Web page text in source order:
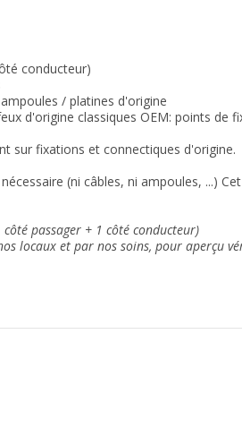
conducteur)
/ platines d'origine
d'origine classiques OEM: points de
sur fixations et connectiques d'origine.
(ni câbles, ni ampoules, ...)
côté passager + 1 côté conducteur)
locaux etpar nos soins, pour aperçu